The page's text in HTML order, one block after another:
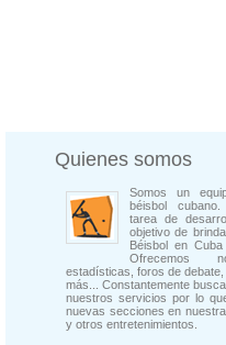
Quienes somos
Somos un
béisbol
tarea de
objetivo de
Béisbol en
Ofrecemos
estadísticas, foros de
más... Constantemente
nuestros servicios por lo
nuevas secciones en
y otros entretenimientos.